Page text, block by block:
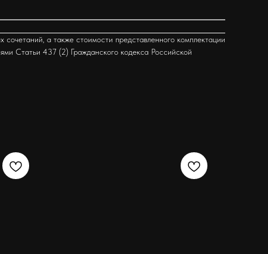
а также стоимости представленного комплектации
Статьи 437 (2) Гражданского кодекса Российской